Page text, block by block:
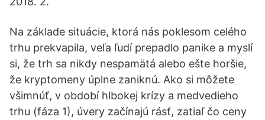
Na základe situácie, ktorá nás poklesom celého
trhu prekvapila, veľa ľudí prepadlo panike a myslí
si, že trh sa nikdy nespamätá alebo ešte horšie,
že kryptomeny úplne zaniknú. Ako si môžete
všimnúť, v období hlbokej krízy a medvedieho
trhu (fáza 1), úvery začínajú rásť, zatiaľ čo ceny